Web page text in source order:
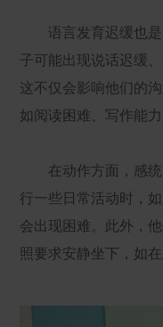
语言发育迟缓也是
子可能出现说话迟缓
这不仅会影响他们的
如阅读困难、写作能力
在动作方面，感统
行一些日常活动时，
会出现困难。此外，
照要求安静坐下，如